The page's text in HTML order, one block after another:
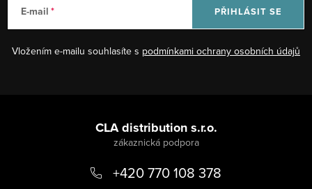
E-mail
Vložením e-mailu souhlasíte s podmínkami ochrany osobních údajů
PŘIHLÁSIT SE
CLA distribution s.r.o.
+420 770 108 378